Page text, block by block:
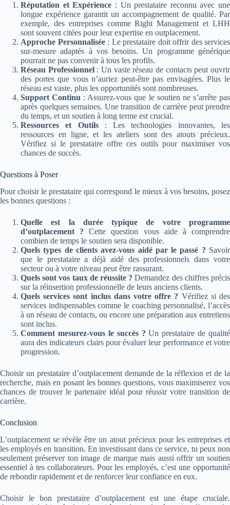
Réputation et Expérience : Un prestataire reconnu avec une
longue expérience garantit un accompagnement de qualité. Par
exemple, des entreprises comme Right Management et LHH
sont souvent citées pour leur expertise en outplacement.
Approche Personnalisée: Le prestataire doit offrir des services
sur-mesure adaptés à vos besoins. Un programme générique
pourrait ne pas convenir à tous les profils.
Réseau Professionnel: Un vaste réseau de contacts peut ouvrir
des portes que vous n’auriez peut-être pas envisagées. Plus le
réseau est vaste, plus les opportunités sont nombreuses.
Support Continu : Assurez-vous que le soutien ne s’arrête pas
après quelques semaines. Une transition de carrière peut prendre
du temps, et un soutien à long terme est crucial.
Ressources et Outils: Les technologies innovantes, les
ressources en ligne, et les ateliers sont des atouts précieux.
Vérifiez si le prestataire offre ces outils pour maximiser vos
chances de succès.
Questions à Poser
Pour choisir le prestataire qui correspond le mieux à vos besoins, posez
les bonnes questions :
Quelle est la durée typique de votre programme
d’outplacement ? Cette question vous aide à comprendre
combien de temps le soutien sera disponible.
Quels types de clients avez-vous aidé par le passé ? Savoir
que le prestataire a déjà aidé des professionnels dans votre
secteur ou à votre niveau peut être rassurant.
Quels sont vos taux de réussite ? Demandez des chiffres précis
sur la réinsertion professionnelle de leurs anciens clients.
Quels services sont inclus dans votre offre ? Vérifiez si des
services indispensables comme le coaching personnalisé, l’accès
à un réseau de contacts, ou encore une préparation aux entretiens
sont inclus.
Comment mesurez-vous le succès ? Un prestataire de qualité
aura des indicateurs clairs pour évaluer leur performance et votre
progression.
Choisir un prestataire d’outplacement demande de la réflexion et de la
recherche, mais en posant les bonnes questions, vous maximiserez vos
chances de trouver le partenaire idéal pour réussir votre transition de
carrière.
Conclusion
L’outplacement se révèle être un atout précieux pour les entreprises et
les employés en transition. En investissant dans ce service, tu peux non
seulement préserver ton image de marque mais aussi offrir un soutien
essentiel à tes collaborateurs. Pour les employés, c’est une opportunité
de rebondir rapidement et de renforcer leur confiance en eux.
Choisir le bon prestataire d’outplacement est une étape cruciale.